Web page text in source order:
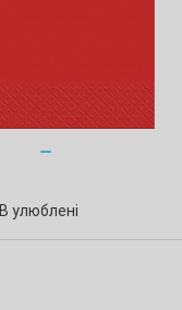
В улюблені